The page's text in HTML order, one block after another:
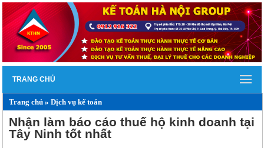
TRANG CHỦ
Trang chủ »Dịch vụ kế toán
Nhận làm báo cáo thuế hộ kinh doanh tại
Tây Ninh tốt nhất